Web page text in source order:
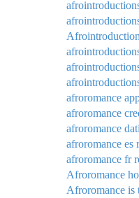
afroromance
afroromance
afroromance
afroromance es
afroromance fr
Afroromance
Afroromance is